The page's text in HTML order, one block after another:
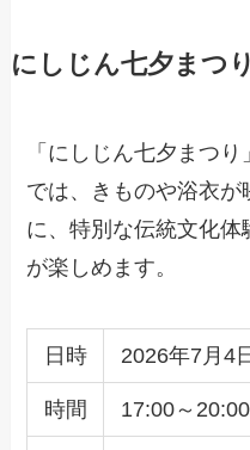
にしじん七夕まつり
「にしじん七夕まつ
では、きものや浴衣が
に、特別な伝統文化体
が楽しめます。
日時 2026年7月4
時間 17:00～20:00